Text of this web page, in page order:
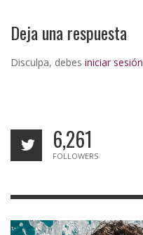
Deja una respuesta
Disculpa, debes iniciar sesión
6,261
FOLLOWERS